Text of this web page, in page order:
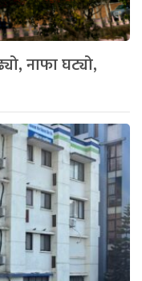
नाफा घट्यो,